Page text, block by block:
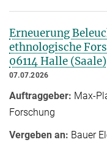
Erneuerung
ethnologische
06114 Halle (Saale)
07.07.2026
Auftraggeber: Max-
Forschung
Vergeben an: Bauer